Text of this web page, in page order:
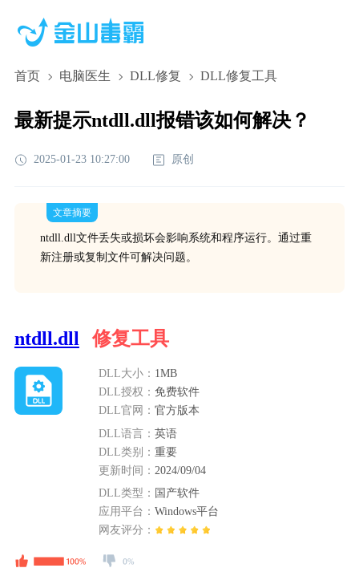
首页 电脑医生 DLL修复 DLL修复工具
最新提示ntdll.dll报错该如何解决？
2025-01-23 10:27:00 原创
文章摘要
ntdll.dll文件丢失或损坏会影响系统和程序运行。通过重
新注册或复制文件可解决问题。
ntdll.dll 修复工具
DLL大小： 1MB
DLL授权： 免费软件
DLL官网： 官方版本
DLL语言： 英语
DLL类别： 重要
更新时间： 2024/09/04
DLL类型： 国产软件
应用平台： Windows平台
网友评分：